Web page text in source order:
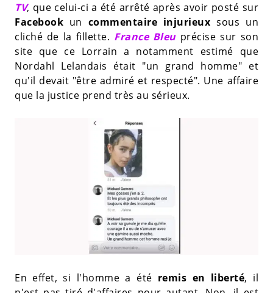
TV, que celui-ci a été arrêté après avoir posté sur
Facebook un commentaire injurieux sous un
cliché de la fillette. France Bleu précise sur son
site que ce Lorrain a notamment estimé que
Nordahl Lelandais était "un grand homme" et
qu'il devait "être admiré et respecté". Une affaire
que la justice prend très au sérieux.
En effet, si l'homme a été remis en liberté, il